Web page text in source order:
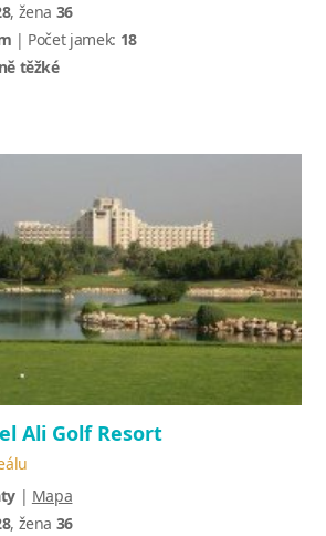
, žena 36
| Počet jamek: 18
těžké
Ali Golf Resort
| Mapa
, žena 36